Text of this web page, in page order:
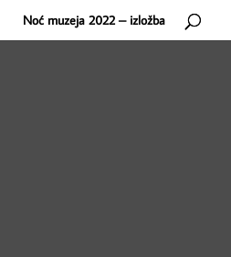
Noć muzeja 2022 – izložba